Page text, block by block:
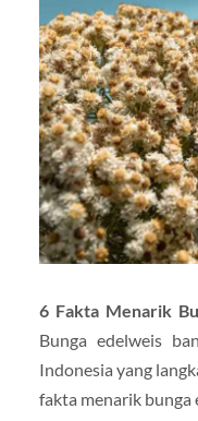
6 Fakta Menarik
Bunga edelweis
Indonesia yang
fakta menarik